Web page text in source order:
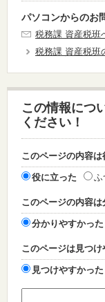
パソコンからのお
税務課 資産税班
税務課 資産税班
この情報につ
ください！
このページの内容は
役に立った ふ
このページの内容
分かりやすかった
このページは見つけ
見つけやすかった